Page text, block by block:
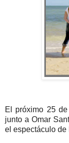
El próximo 25
junto a Omar
el espectáculo